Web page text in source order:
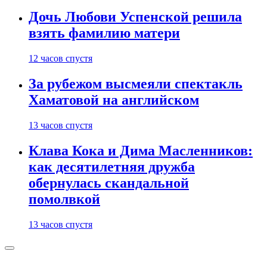
Дочь Любови Успенской решила
взять фамилию матери
12 часов спустя
За рубежом высмеяли спектакль
Хаматовой на английском
13 часов спустя
Клава Кока и Дима Масленников:
как десятилетняя дружба
обернулась скандальной
помолвкой
13 часов спустя